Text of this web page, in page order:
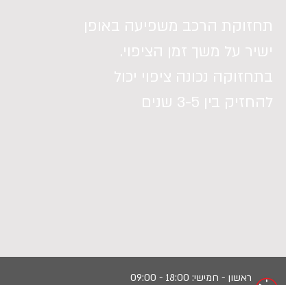
תחזוקת הרכב משפיעה באופן
ישיר על משך זמן הציפוי.
בתחזוקה נכונה ציפוי יכול
להחזיק בין 3-5 שנים
ראשון - חמישי: 18:00 - 09:00